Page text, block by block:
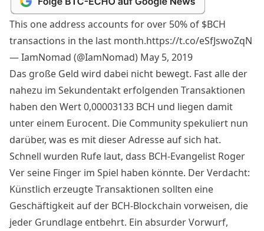
This one address accounts for over 50% of $BCH
transactions in the last month.https://t.co/eSfJswoZqN
— IamNomad (@IamNomad) May 5, 2019
Das große Geld wird dabei nicht bewegt. Fast alle der
nahezu im Sekundentakt erfolgenden Transaktionen
haben den Wert 0,00003133 BCH und liegen damit
unter einem Eurocent. Die Community spekuliert nun
darüber, was es mit dieser Adresse auf sich hat.
Schnell wurden Rufe laut, dass BCH-Evangelist Roger
Ver seine Finger im Spiel haben könnte. Der Verdacht:
Künstlich erzeugte Transaktionen sollten eine
Geschäftigkeit auf der BCH-Blockchain vorweisen, die
jeder Grundlage entbehrt. Ein absurder Vorwurf,